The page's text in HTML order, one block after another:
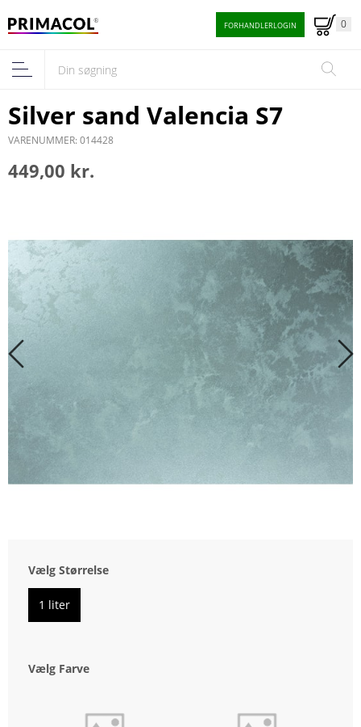
FORHANDLERLOGIN 0
Silver sand Valencia S7
VARENUMMER: 014428
449,00 kr.
Vælg Størrelse
1 liter
Vælg Farve